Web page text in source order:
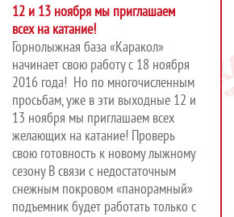
12 и 13 ноября мы приглашаем
всех на катание!
Горнолыжная база «Каракол»
начинает свою работу с 18 ноября
2016 года! Но по многочисленным
просьбам, уже в эти выходные 12 и
13 ноября мы приглашаем всех
желающих на катание! Проверь
свою готовность к новому лыжному
сезону В связи с недостаточным
снежным покровом «панорамный»
подъемник будет работать только с